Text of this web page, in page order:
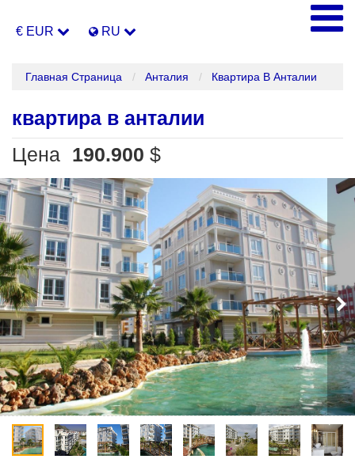
€ EUR RU
Главная Страница Анталия Квартира В Анталии
квартира в анталии
Цена 190.900 $